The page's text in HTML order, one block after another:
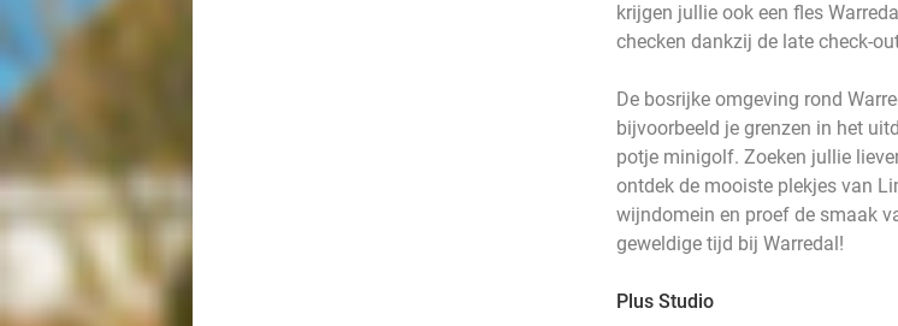
krijgen jullie ook een fles
checken dankzij de late check-
De bosrijke omgeving rond
bijvoorbeeld je grenzen in het
potje minigolf. Zoeken jullie
ontdek de mooiste plekjes van
wijndomein en proef de smaak
geweldige tijd bij Warredal!
Plus Studio